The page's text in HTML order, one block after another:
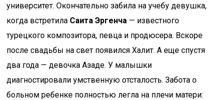
университет. Окончательно забила на учебу девушка,
когда встретила Саита Эргенча — известного
турецкого композитора, певца и продюсера. Вскоре
после свадьбы на свет появился Халит. А еще спустя
два года — девочка Азаде. У малышки
диагностировали умственную отсталость. Забота о
больном ребенке полностью легла на плечи матери: